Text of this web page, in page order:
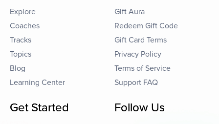
Explore
Coaches
Tracks
Topics
Blog
Learning Center
Gift Aura
Redeem Gift Code
Gift Card Terms
Privacy Policy
Terms of Service
Support FAQ
Get Started Follow Us